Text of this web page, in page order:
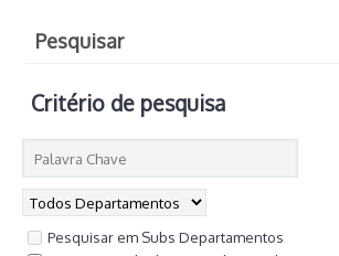
Pesquisar
Critério de pesquisa
Pesquisar em Subs Departamentos